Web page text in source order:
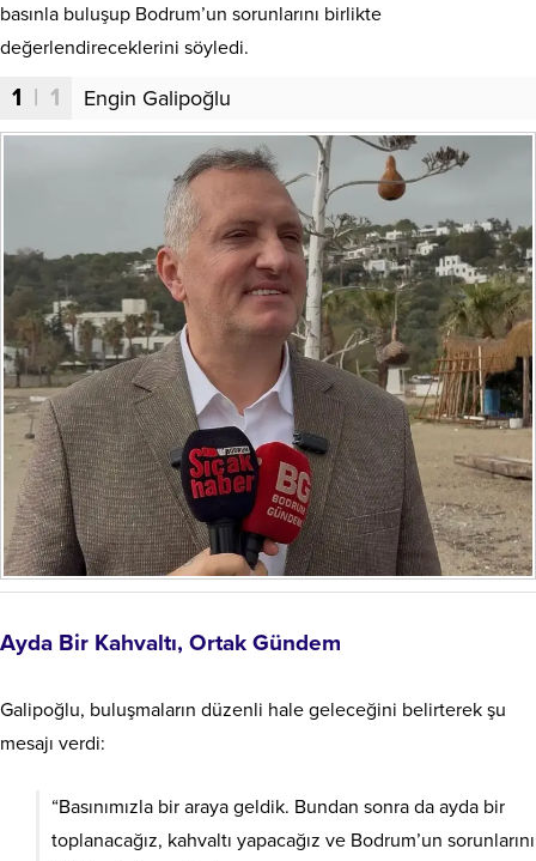
basınla buluşup Bodrum’un sorunlarını birlikte
değerlendireceklerini söyledi.
1 | 1 Engin Galipoğlu
Ayda Bir Kahvaltı, Ortak Gündem
Galipoğlu, buluşmaların düzenli hale geleceğini belirterek şu
mesajı verdi:
“Basınımızla bir araya geldik. Bundan sonra da ayda bir
toplanacağız, kahvaltı yapacağız ve Bodrum’un sorunlarını